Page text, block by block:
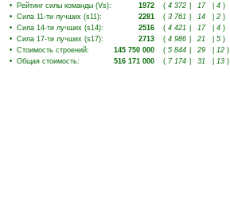
• Рейтинг силы команды (Vs): 1972 ( 4 372 17 4 )
• Сила 11-ти лучших (s11): 2281 ( 3 761 14 2 )
• Сила 14-ти лучших (s14): 2516 ( 4 421 17 4 )
• Сила 17-ти лучших (s17): 2713 ( 4 986 21 5 )
• Стоимость строений: 145 750 000 ( 5 844 29 12 )
• Общая стоимость: 516 171 000 ( 7 174 31 13 )